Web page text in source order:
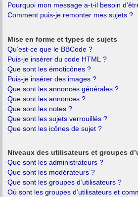
Pourquoi mon message a-t-il besoin
Comment puis-je remonter mes sujets ?
Mise en forme et types de sujets
Qu’est-ce que le BBCode ?
Puis-je insérer du code HTML ?
Que sont les émoticônes ?
Puis-je insérer des images ?
Que sont les annonces générales ?
Que sont les annonces ?
Que sont les notes ?
Que sont les sujets verrouillés ?
Que sont les icônes de sujet ?
Niveaux des utilisateurs et groupes
Que sont les administrateurs ?
Que sont les modérateurs ?
Que sont les groupes d’utilisateurs ?
Où sont les groupes d’utilisateurs et